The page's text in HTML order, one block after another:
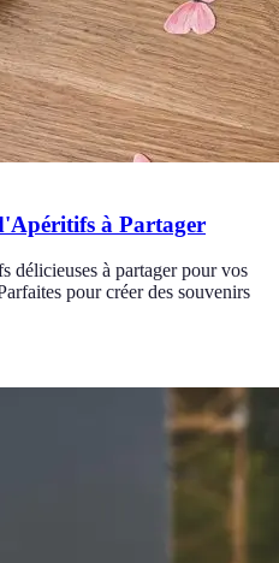
à Partager
délicieuses à partager pour vos
pour créer des souvenirs